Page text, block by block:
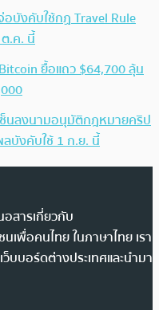
อบังคับใช้กฏ Travel Rule
.ค. นี้
ยื้อแถว $64,700 ลุ้น
นลงนามอนุมัติกฎหมายคริป
บังคับใช้ 1 ก.ย. นี้
สารเกี่ยวกับ
เพื่อคนไทย ในภาษาไทย เรา
บบอร์ดต่างประเทศและนำมา